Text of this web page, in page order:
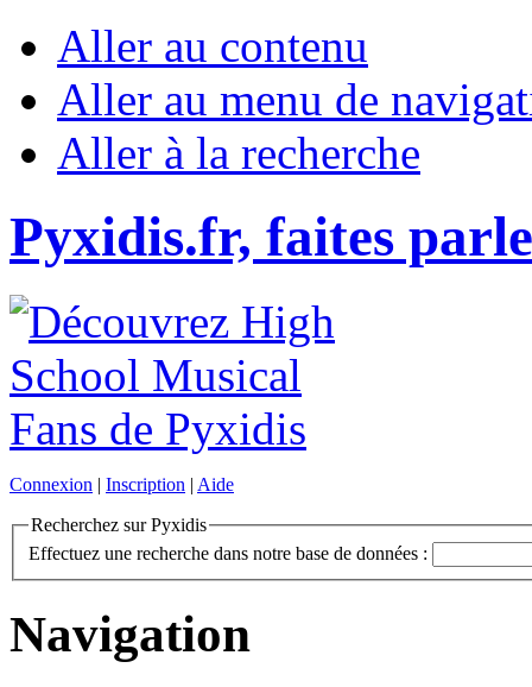
Aller au contenu
Aller au menu de
Aller à la recherche
Pyxidis.fr, faites
Connexion | Inscription | Aide
Recherchez sur Pyxidis
Effectuez une recherche dans notre base de données :
Navigation